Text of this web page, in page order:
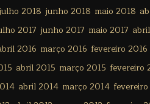
julho 2018 junho 2018 maio 2018
2017 junho 2017 maio 2017
2016 março 2016 fevereiro 2016
abril 2015 março 2015 fevereiro
abril 2014 março 2014